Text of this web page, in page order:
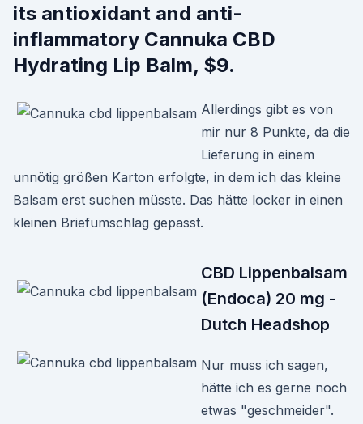
its antioxidant and anti-
inflammatory Cannuka CBD
Hydrating Lip Balm, $9.
Allerdings gibt es von
mir nur 8 Punkte, da die
Lieferung in einem
unnötig größen Karton erfolgte, in dem ich das kleine
Balsam erst suchen müsste. Das hätte locker in einen
kleinen Briefumschlag gepasst.
CBD Lippenbalsam
(Endoca) 20 mg -
Dutch Headshop
Nur muss ich sagen,
hätte ich es gerne noch
etwas "geschmeider".